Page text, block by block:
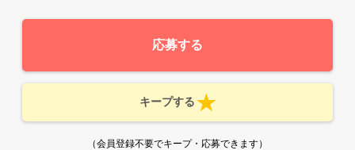
応募する
キープする
（会員登録不要でキープ・応募できます）